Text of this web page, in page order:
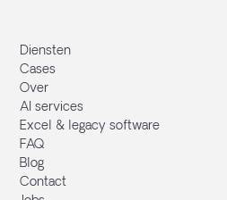
Diensten
Cases
Over
AI services
Excel & legacy software
FAQ
Blog
Contact